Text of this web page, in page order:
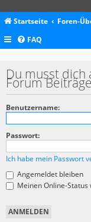
Startseite Foren-
FAQ
Du musst
Forum
Benutzername:
Passwort:
Ich habe mein Passwort
Angemeldet bleiben
Meinen Online-